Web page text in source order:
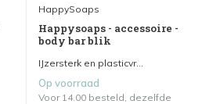
HappySoaps
Happysoaps - accessoire -
body bar blik
IJzersterk en plasticvr...
Op voorraad
Voor 14.00 besteld, dezelfde